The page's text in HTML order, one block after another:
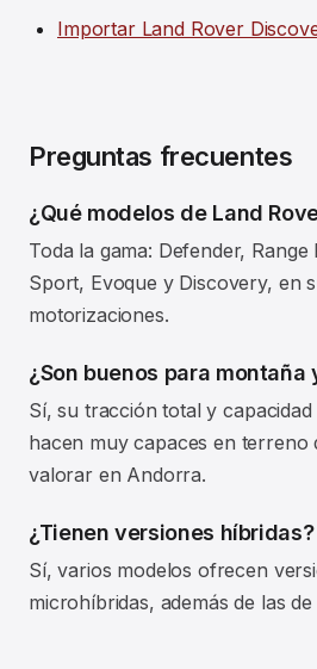
Importar Land Rover
Preguntas frecuentes
¿Qué modelos de Land
Toda la gama: Defender,
Sport, Evoque y Discovery, en
motorizaciones.
¿Son buenos para montaña
Sí, su tracción total y
hacen muy capaces en terreno
valorar en Andorra.
¿Tienen versiones híbridas?
Sí, varios modelos ofrecen
microhíbridas, además de las